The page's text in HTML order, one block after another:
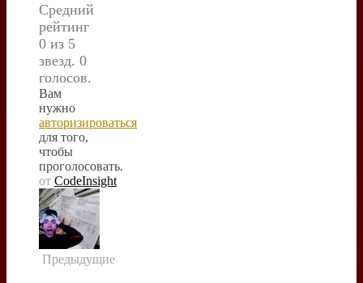
Средний
рейтинг
0 из 5
звезд. 0
голосов.
Вам
нужно
авторизироваться
для того,
чтобы
проголосовать.
от CodeInsight
Предыдущие